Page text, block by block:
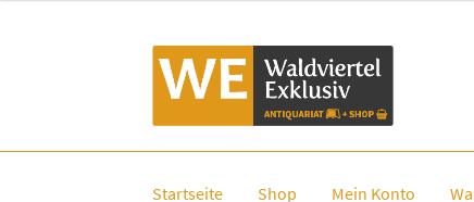
Zur
Navigation
Zum
Inhalt
Startseite Shop Mein Konto